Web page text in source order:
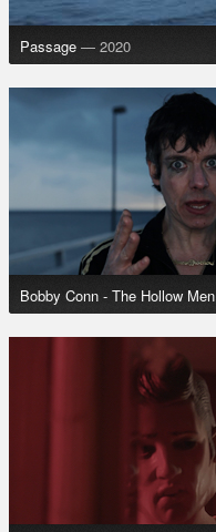
Passage — 2020
Bobby Conn - The Hollow Men